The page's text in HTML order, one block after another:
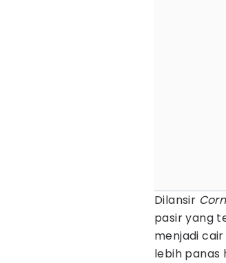
Dilansir
pasir yang
menjadi
lebih panas